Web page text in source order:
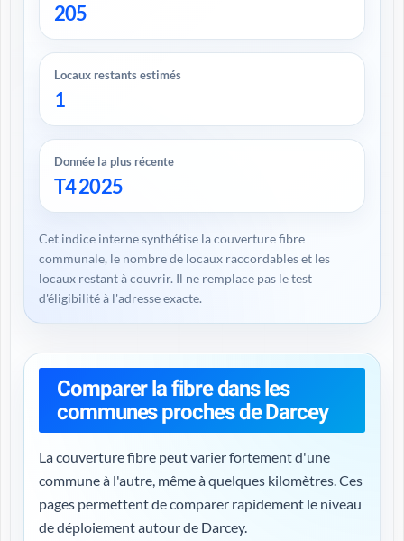
205
Locaux restants estimés
1
Donnée la plus récente
T4 2025
Cet indice interne synthétise la couverture fibre
communale, le nombre de locaux raccordables et les
locaux restant à couvrir. Il ne remplace pas le test
d'éligibilité à l'adresse exacte.
Comparer la fibre dans les
communes proches de Darcey
La couverture fibre peut varier fortement d'une
commune à l'autre, même à quelques kilomètres. Ces
pages permettent de comparer rapidement le niveau
de déploiement autour de Darcey.